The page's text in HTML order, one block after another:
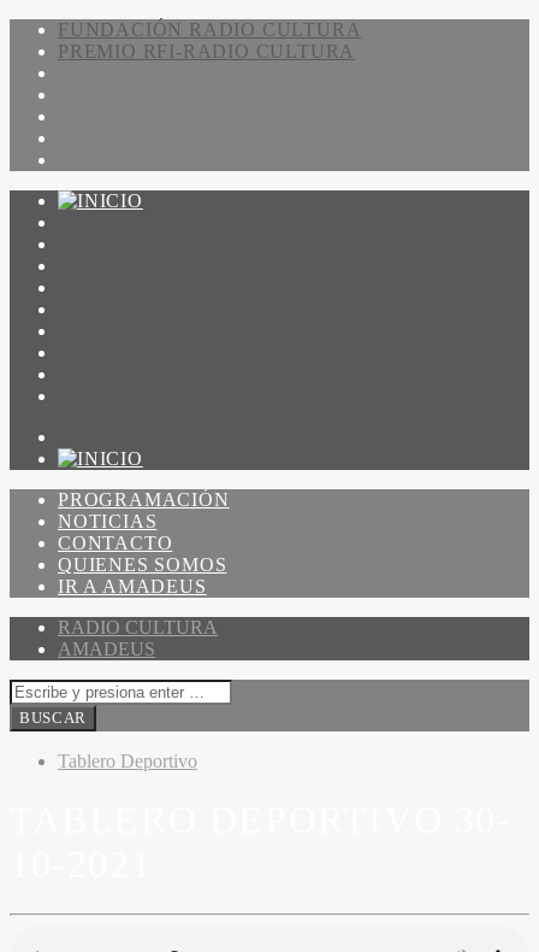
FUNDACIÓN RADIO CULTURA
PREMIO RFI-RADIO CULTURA
PROGRAMACIÓN
NOTICIAS
CONTACTO
QUIENES SOMOS
IR A AMADEUS
RADIO CULTURA
AMADEUS
Tablero Deportivo